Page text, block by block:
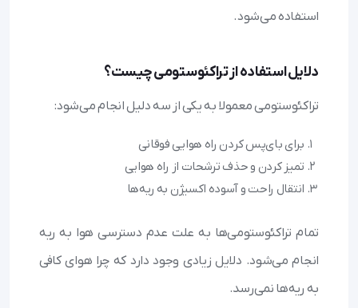
استفاده می‌شود.
دلایل استفاده از تراکئوستومی چیست؟
تراکئوستومی معمولا به یکی از سه دلیل انجام می‌شود:
برای بای‌پس کردن راه هوایی فوقانی
تمیز کردن و حذف ترشحات از راه هوایی
انتقال راحت و آسوده اکسیژن به ریه‌ها
تمام تراکئوستومی‌ها به علت عدم دسترسی هوا به ریه
انجام می‌شود. دلایل زیادی وجود دارد که چرا هوای کافی
به ریه‌ها نمی‌رسد.